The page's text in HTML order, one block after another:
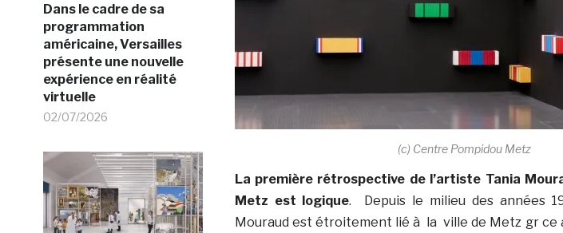
Dans le cadre de sa
programmation
américaine, Versailles
présente une nouvelle
expérience en réalité
virtuelle
02/07/2026
(c) Centre Pompidou Metz
La première rétrospective de l’artiste Tania
Metz est logique. Depuis le milieu des années
Mouraud est étroitement lié à la ville de Metz gr ce